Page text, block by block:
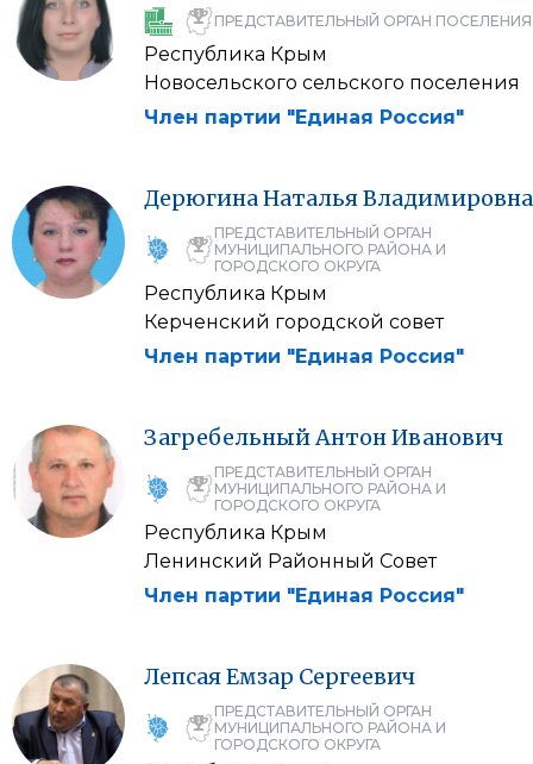
ПРЕДСТАВИТЕЛЬНЫЙ ОРГАН ПОСЕЛЕНИЯ
Республика Крым
Новосельского сельского поселения
Член партии "Единая Россия"
ДерюгинаНатальяВладимировна
ПРЕДСТАВИТЕЛЬНЫЙ ОРГАН
МУНИЦИПАЛЬНОГО РАЙОНА И
ГОРОДСКОГО ОКРУГА
Республика Крым
Керченский городской совет
Член партии "Единая Россия"
ЗагребельныйАнтонИванович
ПРЕДСТАВИТЕЛЬНЫЙ ОРГАН
МУНИЦИПАЛЬНОГО РАЙОНА И
ГОРОДСКОГО ОКРУГА
Республика Крым
Ленинский Районный Совет
Член партии "Единая Россия"
ЛепсаяЕмзар Сергеевич
ПРЕДСТАВИТЕЛЬНЫЙ ОРГАН
МУНИЦИПАЛЬНОГО РАЙОНА И
ГОРОДСКОГО ОКРУГА